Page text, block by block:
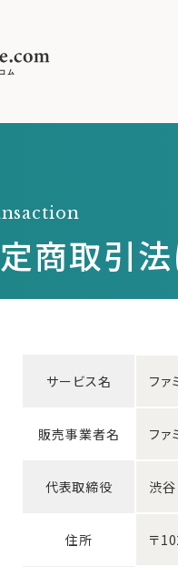
商取引
サービス名 ファ
販売事業者名 ファ
代表取締役 渋
住所 〒